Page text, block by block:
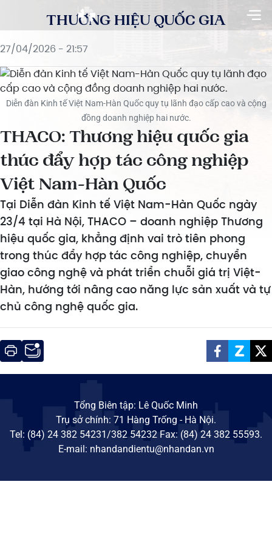
THƯƠNG HIỆU QUỐC GIA
27/04/2026 - 21:57
Diễn đàn Kinh tế Việt Nam-Hàn Quốc quy tụ lãnh đạo cấp cao và cộng
đồng doanh nghiệp hai nước.
THACO: Thương hiệu quốc gia
thúc đẩy hợp tác công nghiệp
Việt Nam-Hàn Quốc
Tại Diễn đàn Kinh tế Việt Nam-Hàn Quốc ngày
23/4 tại Hà Nội, THACO – doanh nghiệp Thương
hiệu quốc gia, khẳng định vai trò tiên phong
trong thúc đẩy hợp tác công nghiệp, chuyển
giao công nghệ và phát triển chuỗi giá trị Việt-
Hàn, hướng tới nâng cao năng lực sản xuất và tự
chủ công nghệ quốc gia.
Tổng Biên tập: Lê Quốc Minh
Trụ sở chính: 71 Hàng Trống - Hà Nội.
Tel: (84) 24 382 54231/382 54232 Fax: (84) 24 382 55593.
E-mail: nhandandientu@nhandan.vn